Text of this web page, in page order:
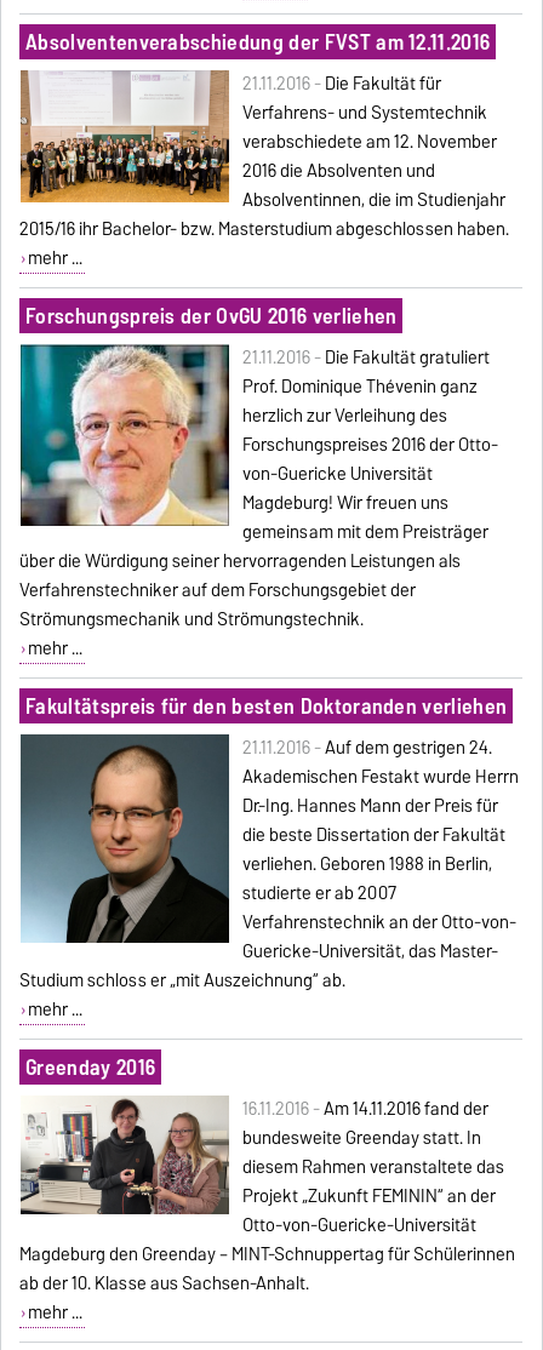
Absolventenverabschiedung der FVST am 12.11.2016
21.11.2016 -Die Fakultät für
Verfahrens- und Systemtechnik
verabschiedete am 12. November
2016 die Absolventen und
Absolventinnen, die im Studienjahr
2015/16 ihr Bachelor- bzw. Masterstudium abgeschlossen haben.
mehr ...
Forschungspreis der OvGU 2016 verliehen
21.11.2016 -Die Fakultät gratuliert
Prof. Dominique Thévenin ganz
herzlich zur Verleihung des
Forschungspreises 2016 der Otto-
von-Guericke Universität
Magdeburg! Wir freuen uns
gemeinsam mit dem Preisträger
über die Würdigung seiner hervorragenden Leistungen als
Verfahrenstechniker auf dem Forschungsgebiet der
Strömungsmechanik und Strömungstechnik.
mehr ...
Fakultätspreis für den besten Doktoranden verliehen
21.11.2016 -Auf dem gestrigen 24.
Akademischen Festakt wurde Herrn
Dr.-Ing. Hannes Mann der Preis für
die beste Dissertation der Fakultät
verliehen. Geboren 1988 in Berlin,
studierte er ab 2007
Verfahrenstechnik an der Otto-von-
Guericke-Universität, das Master-
Studium schloss er „mit Auszeichnung“ ab.
mehr ...
Greenday 2016
16.11.2016 -Am 14.11.2016 fand der
bundesweite Greenday statt. In
diesem Rahmen veranstaltete das
Projekt „Zukunft FEMININ“ an der
Otto-von-Guericke-Universität
Magdeburg den Greenday – MINT-Schnuppertag für Schülerinnen
ab der 10. Klasse aus Sachsen-Anhalt.
mehr ...